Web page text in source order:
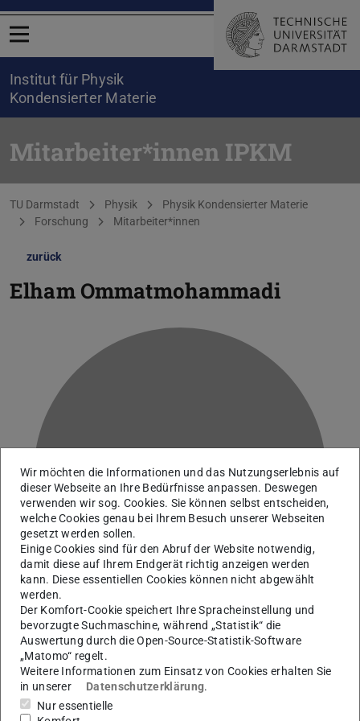
Menü öffnen
Institut für Physik
Kondensierter Materie
Mitarbeiter*innen IPKM
Sie befinden sich hier:
TU Darmstadt Physik
Physik Kondensierter Materie
Forschung
Mitarbeiter*innen
zurück
Elham Ommatmohammadi
O
scholarship holder
Wir möchten die Informationen und das Nutzungserlebnis auf
dieser Webseite an Ihre Bedürfnisse anpassen. Deswegen
verwenden wir sog. Cookies. Sie können selbst entscheiden,
welche Cookies genau bei Ihrem Besuch unserer Webseiten
gesetzt werden sollen.
Einige Cookies sind für den Abruf der Website notwendig,
damit diese auf Ihrem Endgerät richtig anzeigen werden
kann. Diese essentiellen Cookies können nicht abgewählt
werden.
Der Komfort-Cookie speichert Ihre Spracheinstellung und
bevorzugte Suchmaschine, während „Statistik“ die
Auswertung durch die Open-Source-Statistik-Software
„Matomo“ regelt.
Weitere Informationen zum Einsatz von Cookies erhalten Sie
in unserer
Datenschutzerklärung.
Nur essentielle